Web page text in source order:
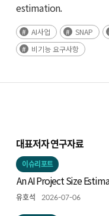
estimation.
AI사업 SNAP
비기능 요구사항
대표저자 연구자료
이슈리포트
An AI Project Size
Iceberg: Measuring
유호석 2026-07-06